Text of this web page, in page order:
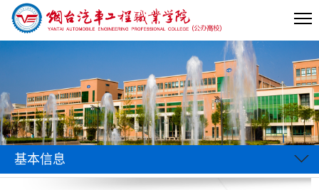
基本信息